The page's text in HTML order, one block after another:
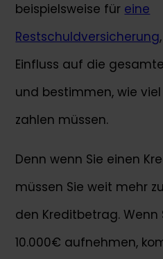
beispielsweise für eine
Restschuldversicherung
Einfluss auf die
und bestimmen, wie
zahlen müssen.
Denn wenn Sie einen
müssen Sie weit mehr
den Kreditbetrag. Wenn
10.000€ aufnehmen,